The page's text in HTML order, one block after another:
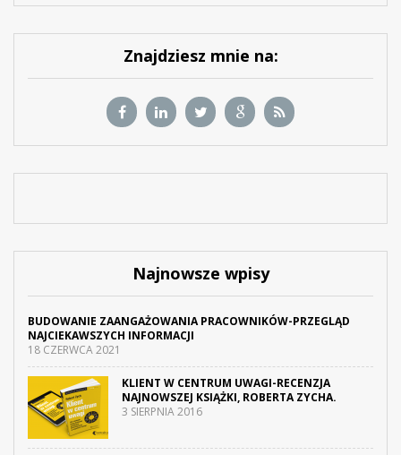
Znajdziesz mnie na:
Najnowsze wpisy
BUDOWANIE ZAANGAŻOWANIA PRACOWNIKÓW-PRZEGLĄD
NAJCIEKAWSZYCH INFORMACJI
18 CZERWCA 2021
KLIENT W CENTRUM UWAGI-RECENZJA
NAJNOWSZEJ KSIĄŻKI, ROBERTA ZYCHA.
3 SIERPNIA 2016